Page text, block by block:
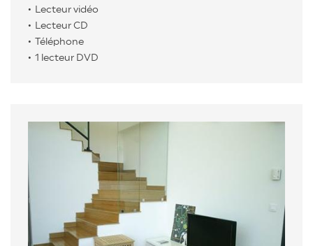
Lecteur vidéo
Lecteur CD
Téléphone
1 lecteur DVD